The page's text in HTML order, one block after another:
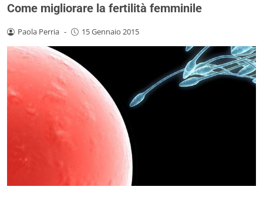
Come migliorare la fertilità femminile
Paola Perria - 15 Gennaio 2015